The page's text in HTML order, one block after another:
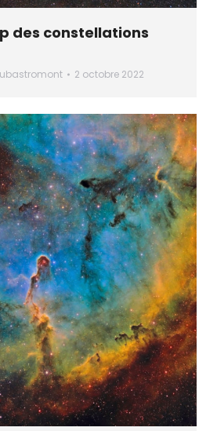
des constellations
2 octobre 2022